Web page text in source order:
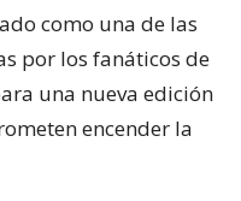
como una de las
por los fanáticos de
una nueva edición
encender la